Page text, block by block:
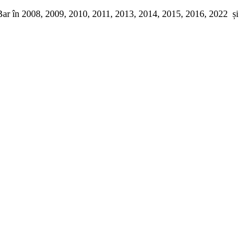
în 2008, 2009, 2010, 2011, 2013, 2014, 2015, 2016, 2022 și